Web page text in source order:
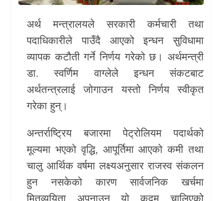
स्वास्थ्य
Unicode
अर्थ मन्त्रालयले सरकारी कर्मचारी तथा
पदाधिकारीले पाउँदै आएको इन्धन सुविधामा
व्यापक कटौती गर्ने निर्णय गरेको छ। अर्थमन्त्री
डा. स्वर्णिम वाग्लेले इन्धन संकटबाट
अर्थतन्त्रलाई जोगाउन यस्तो निर्णय स्वीकृत
गरेका हुन्।
अन्तर्राष्ट्रिय बजारमा पेट्रोलियम पदार्थको
मूल्यमा भएको वृद्धि, आपूर्तिमा आएको कमी तथा
चालु आर्थिक वर्षमा लक्ष्यअनुसार राजस्व संकलन
हुन नसकेको कारण सार्वजनिक खर्चमा
मितव्ययिता अपनाउन यो कदम चालिएको